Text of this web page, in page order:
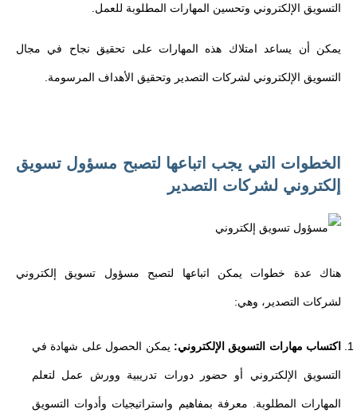
التسويق الإلكتروني وتحسين المهارات المطلوبة للعمل.
يمكن أن يساعد امتلاك هذه المهارات على تحقيق نجاح في مجال
التسويق الإلكتروني لشركات التصدير وتحقيق الأهداف المرسومة.
الخطوات التي يجب اتباعها لتصبح مسؤول تسويق
إلكتروني لشركات التصدير
هناك عدة خطوات يمكن اتباعها لتصبح مسؤول تسويق إلكتروني
لشركات التصدير، وهي:
اكتساب مهارات التسويق الإلكتروني: يمكن الحصول على شهادة في
التسويق الإلكتروني أو حضور دورات تدريبية وورش عمل لتعلم
المهارات المطلوبة. معرفة بمفاهيم واستراتيجيات وأدوات التسويق